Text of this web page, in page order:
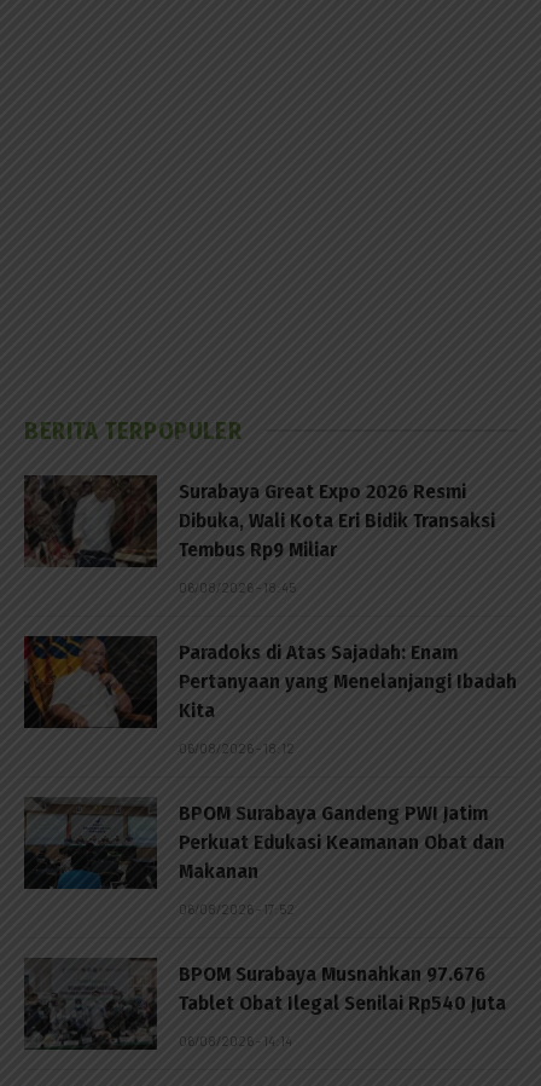
BERITA TERPOPULER
Surabaya Great Expo 2026 Resmi
Dibuka, Wali Kota Eri Bidik Transaksi
Tembus Rp9 Miliar
06/08/2026 - 18:45
Paradoks di Atas Sajadah: Enam
Pertanyaan yang Menelanjangi Ibadah
Kita
06/08/2026 - 18:12
BPOM Surabaya Gandeng PWI Jatim
Perkuat Edukasi Keamanan Obat dan
Makanan
06/08/2026 - 17:52
BPOM Surabaya Musnahkan 97.676
Tablet Obat Ilegal Senilai Rp540 Juta
06/08/2026 - 14:14